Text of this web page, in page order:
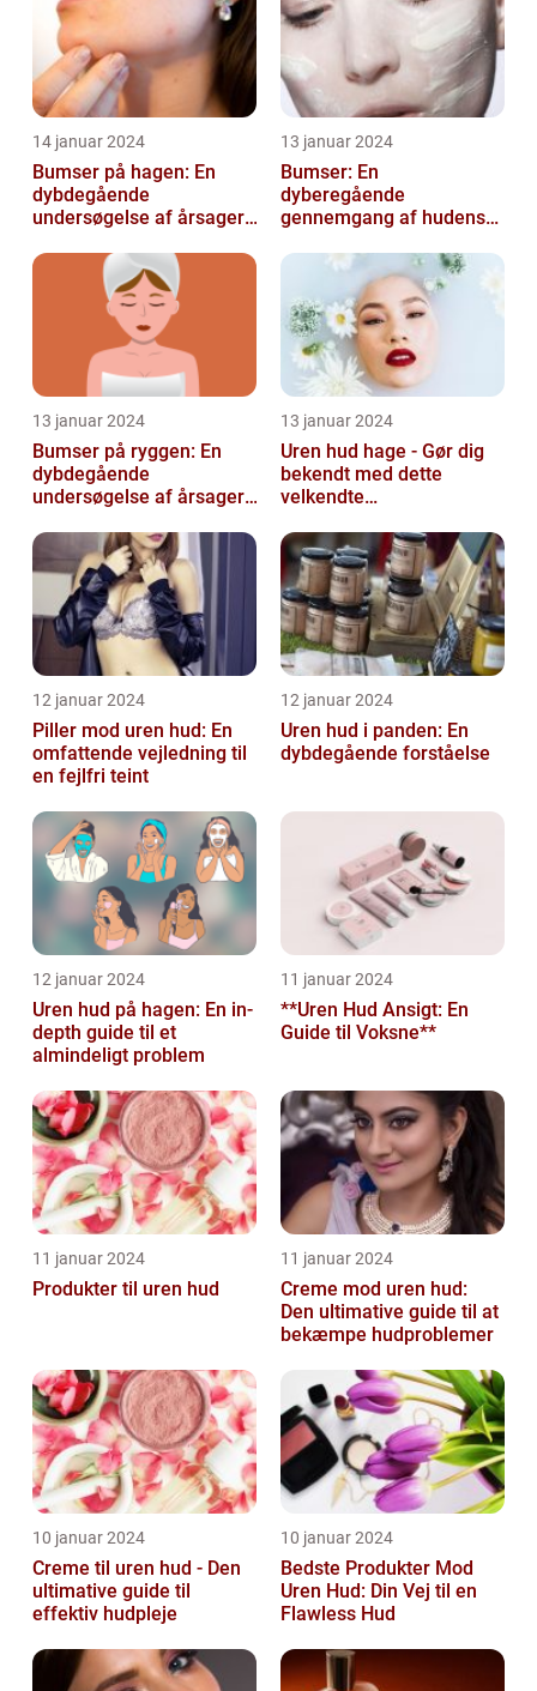
14 januar 2024
Bumser på hagen: En
dybdegående
undersøgelse af årsager,
forebyggelse
13 januar 2024
Bumser: En
dyberegående
gennemgang af hudens
13 januar 2024
Bumser på ryggen: En
dybdegående
undersøgelse af årsager,
forebyggelse
13 januar 2024
Uren hud hage - Gør dig
bekendt med dette
velkendte
12 januar 2024
Piller mod uren hud: En
omfattende vejledning til
en fejlfri teint
12 januar 2024
Uren hud i panden: En
dybdegående forståelse
12 januar 2024
Uren hud på hagen: En in-
depth guide til et
almindeligt problem
11 januar 2024
**Uren Hud Ansigt: En
Guide til Voksne**
11 januar 2024
Produkter til uren hud
11 januar 2024
Creme mod uren hud:
Den ultimative guide til at
bekæmpe hudproblemer
10 januar 2024
Creme til uren hud - Den
ultimative guide til
effektiv hudpleje
10 januar 2024
Bedste Produkter Mod
Uren Hud: Din Vej til en
Flawless Hud